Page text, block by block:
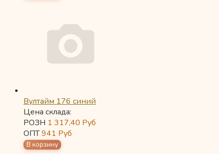
Вултайм 176 синий
Цена склада:
РОЗН 1 317,40 Руб
ОПТ941 Руб